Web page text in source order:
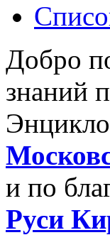
Добро
знаний
и по
Руси